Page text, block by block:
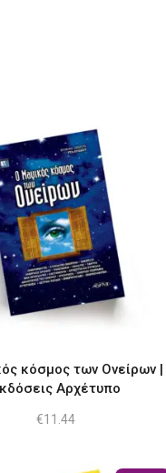
κόσμος των Ονείρων |
Αρχέτυπο
€11.44